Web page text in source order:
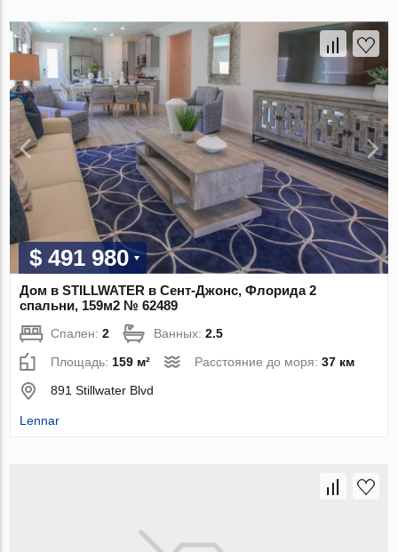
$ 491 980
Дом в STILLWATER в Сент-Джонс, Флорида 2
спальни, 159м2 № 62489
Спален:2 Ванных:2.5
Площадь: 159 м² Расстояние до моря:37 км
891 Stillwater Blvd
Lennar